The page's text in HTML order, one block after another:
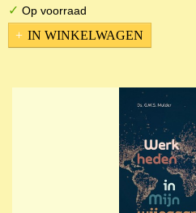
✓ Op voorraad
IN WINKELWAGEN